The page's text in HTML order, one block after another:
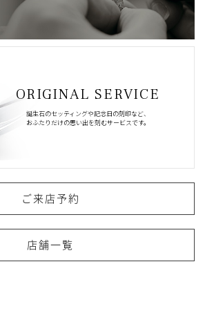
ORIGINAL SERVICE
誕生石のセッティングや記念日の刻印など、
おふたりだけの思い出を刻むサービスです。
ご来店予約
店舗一覧